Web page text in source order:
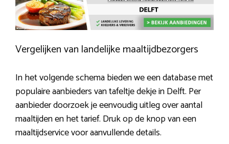
Vergelijken van landelijke maaltijdbezorgers
In het volgende schema bieden we een database met
populaire aanbieders van tafeltje dekje in Delft. Per
aanbieder doorzoek je eenvoudig uitleg over aantal
maaltijden en het tarief. Druk op de knop van een
maaltijdservice voor aanvullende details.